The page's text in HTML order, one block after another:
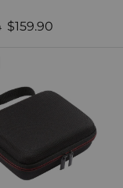
Prezzo
$159.90